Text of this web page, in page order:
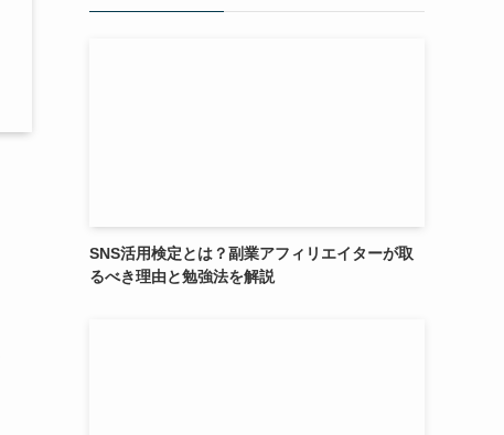
SNS活用検定とは？副業アフィリエイターが取
るべき理由と勉強法を解説